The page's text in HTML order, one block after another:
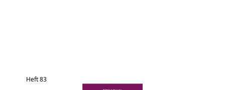
Heft 83